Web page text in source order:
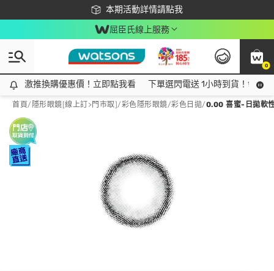
本期活動詳情請點我
下載app最高回饋$350
屈臣氏線上服務
0
激推換購優惠價！立即點我看
激推換購優惠價！立即點我看 下單選閃電送 1小時到貨！領神
首頁/ 隱形眼鏡[線上訂>門市取]/彩色隱形眼鏡/彩色日拋/0.00 喜蜜-日拋軟